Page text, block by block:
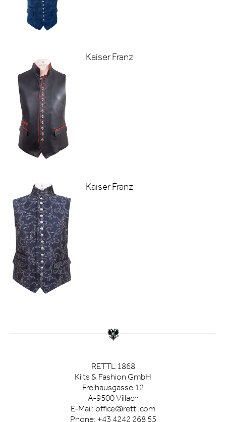
Kaiser Franz
Kaiser Franz
RETTL 1868
Kilts & Fashion GmbH
Freihausgasse 12
A-9500 Villach
E-Mail: office@rettl.com
Phone: +43 4242 268 55